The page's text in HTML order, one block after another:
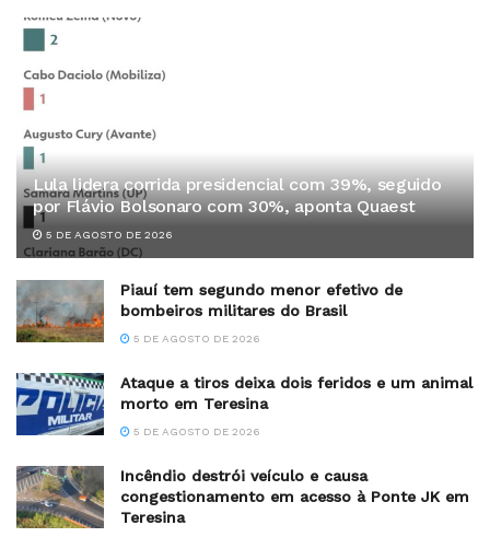
Lula lidera corrida presidencial com 39%, seguido
por Flávio Bolsonaro com 30%, aponta Quaest
5 DE AGOSTO DE 2026
Piauí tem segundo menor efetivo de
bombeiros militares do Brasil
5 DE AGOSTO DE 2026
Ataque a tiros deixa dois feridos e um animal
morto em Teresina
5 DE AGOSTO DE 2026
Incêndio destrói veículo e causa
congestionamento em acesso à Ponte JK em
Teresina